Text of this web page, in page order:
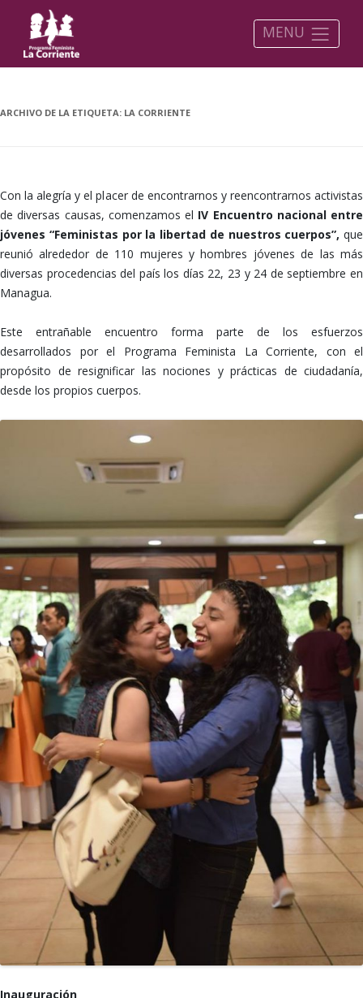
MENU
ARCHIVO DE LA ETIQUETA: LA CORRIENTE
Con la alegría y el placer de encontrarnos y reencontrarnos activistas
de diversas causas, comenzamos el IV Encuentro nacional entre
jóvenes “Feministas por la libertad de nuestros cuerpos”, que
reunió alrededor de 110 mujeres y hombres jóvenes de las más
diversas procedencias del país los días 22, 23 y 24 de septiembre en
Managua.
Este entrañable encuentro forma parte de los esfuerzos
desarrollados por el Programa Feminista La Corriente, con el
propósito de resignificar las nociones y prácticas de ciudadanía,
desde los propios cuerpos.
Inauguración